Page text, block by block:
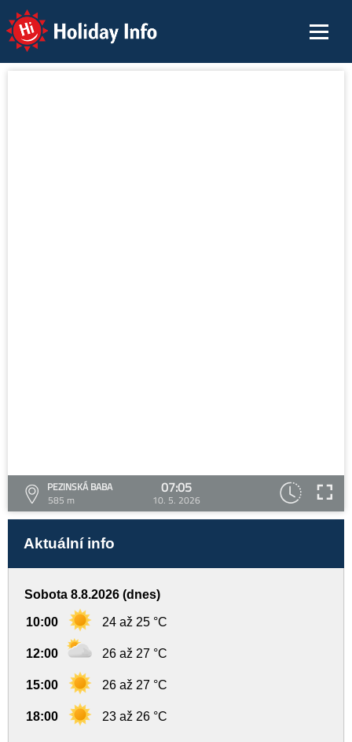
Holiday Info
PEZINSKÁ BABA
585 m
07:05
10. 5. 2026
Aktuální info
Sobota 8.8.2026 (dnes)
10:00 24 až 25 °C
12:00 26 až 27 °C
15:00 26 až 27 °C
18:00 23 až 26 °C